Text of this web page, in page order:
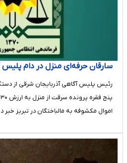
سارقان حرفه‌ای منزل در دام پلیس
رئیس پلیس آگاهی آذربایجان شرقی از
اموال مکشوفه به مالباختگان در تبریز خبر